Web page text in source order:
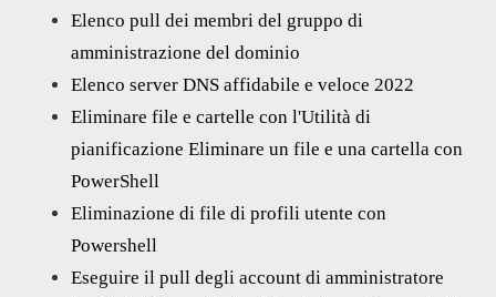
Elenco pull dei membri del gruppo di
amministrazione del dominio
Elenco server DNS affidabile e veloce 2022
Eliminare file e cartelle con l'Utilità di
pianificazione Eliminare un file e una cartella con
PowerShell
Eliminazione di file di profili utente con
Powershell
Eseguire il pull degli account di amministratore